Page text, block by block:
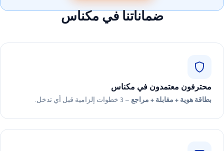
ضماناتنا في مكناس
محترفون معتمدون في مكناس
بطاقة هوية + مقابلة + مراجع — 3 خطوات إلزامية قبل أي تدخل.